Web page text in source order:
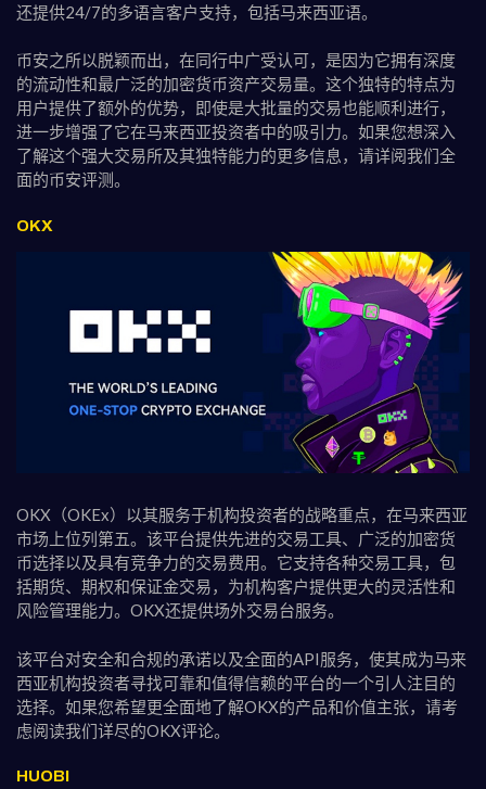
还提供24/7的多语言客户支持，包括马来西亚语。
币安之所以脱颖而出，在同行中广受认可，是因为它拥有深度
的流动性和最广泛的加密货币资产交易量。这个独特的特点为
用户提供了额外的优势，即使是大批量的交易也能顺利进行，
进一步增强了它在马来西亚投资者中的吸引力。如果您想深入
了解这个强大交易所及其独特能力的更多信息，请详阅我们全
面的币安评测。
OKX
OKX（OKEx）以其服务于机构投资者的战略重点，在马来西亚
市场上位列第五。该平台提供先进的交易工具、广泛的加密货
币选择以及具有竞争力的交易费用。它支持各种交易工具，包
括期货、期权和保证金交易，为机构客户提供更大的灵活性和
风险管理能力。OKX还提供场外交易台服务。
该平台对安全和合规的承诺以及全面的API服务，使其成为马来
西亚机构投资者寻找可靠和值得信赖的平台的一个引人注目的
选择。如果您希望更全面地了解OKX的产品和价值主张，请考
虑阅读我们详尽的OKX评论。
HUOBI